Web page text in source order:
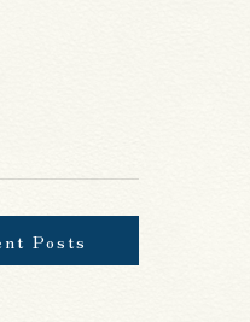
Posts